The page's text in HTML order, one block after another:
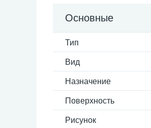
Основные
Тип
Вид
Назначение
Поверхность
Рисунок